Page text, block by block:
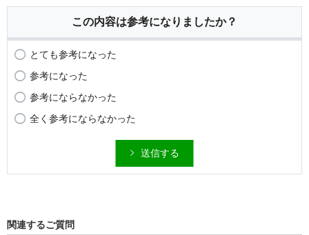
この内容は参考になりましたか？
とても参考になった
参考になった
参考にならなかった
全く参考にならなかった
送信する
関連するご質問